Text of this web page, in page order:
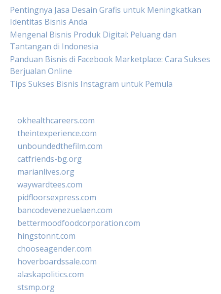
Pentingnya Jasa Desain Grafis untuk Meningkatkan
Identitas Bisnis Anda
Mengenal Bisnis Produk Digital: Peluang dan
Tantangan di Indonesia
Panduan Bisnis di Facebook Marketplace: Cara Sukses
Berjualan Online
Tips Sukses Bisnis Instagram untuk Pemula
okhealthcareers.com
theintexperience.com
unboundedthefilm.com
catfriends-bg.org
marianlives.org
waywardtees.com
pidfloorsexpress.com
bancodevenezuelaen.com
bettermoodfoodcorporation.com
hingstonnt.com
chooseagender.com
hoverboardssale.com
alaskapolitics.com
stsmp.org